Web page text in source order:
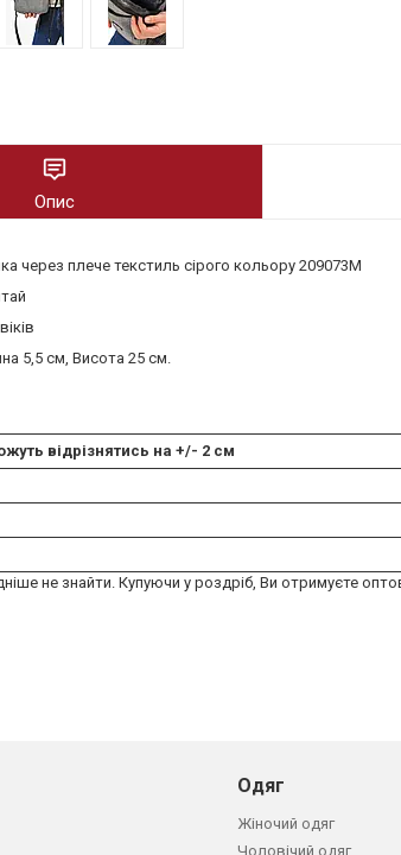
Опис
через плече текстиль сірого кольору 209073M
5,5 см, Висота 25 см.
відрізнятись на +/- 2 см
не знайти. Купуючи у роздріб, Ви отримуєте
Одяг
Жіночий одяг
Чоловічий одяг